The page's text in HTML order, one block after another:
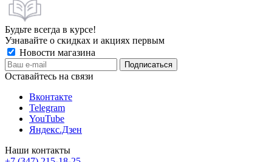
Будьте всегда в курсе!
Узнавайте о скидках и акциях первым
Новости магазина
Оставайтесь на связи
Вконтакте
Telegram
YouTube
Яндекс.Дзен
Наши контакты